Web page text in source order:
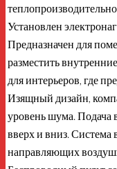
Установлен
Предназначен для
разместить
для интерьеров, где
Изящный дизайн,
уровень шума. Подача
вверх и вниз. Система
направляющих